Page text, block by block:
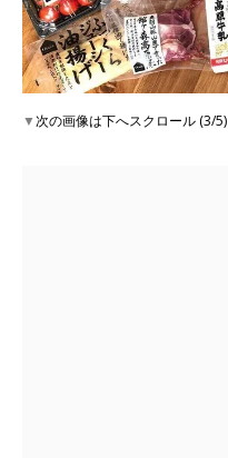
▼次の画像は下へスクロール (3/5)